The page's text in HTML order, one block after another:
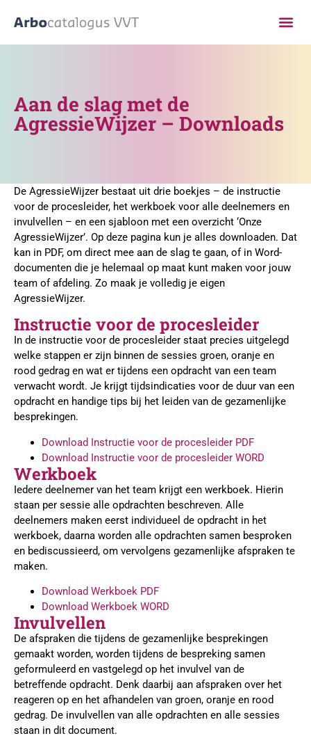
Aan de slag met de
AgressieWijzer – Downloads
De AgressieWijzer bestaat uit drie boekjes – de instructie
voor de procesleider, het werkboek voor alle deelnemers en
invulvellen – en een sjabloon met een overzicht ‘Onze
AgressieWijzer’. Op deze pagina kun je alles downloaden. Dat
kan in PDF, om direct mee aan de slag te gaan, of in Word-
documenten die je helemaal op maat kunt maken voor jouw
team of afdeling. Zo maak je volledig je eigen
AgressieWijzer.
Instructie voor de procesleider
In de instructie voor de procesleider staat precies uitgelegd
welke stappen er zijn binnen de sessies groen, oranje en
rood gedrag en wat er tijdens een opdracht van een team
verwacht wordt. Je krijgt tijdsindicaties voor de duur van een
opdracht en handige tips bij het leiden van de gezamenlijke
besprekingen.
Download Instructie voor de procesleider PDF
Download Instructie voor de procesleider WORD
Werkboek
Iedere deelnemer van het team krijgt een werkboek. Hierin
staan per sessie alle opdrachten beschreven. Alle
deelnemers maken eerst individueel de opdracht in het
werkboek, daarna worden alle opdrachten samen besproken
en bediscussieerd, om vervolgens gezamenlijke afspraken te
maken.
Download Werkboek PDF
Download Werkboek WORD
Invulvellen
De afspraken die tijdens de gezamenlijke besprekingen
gemaakt worden, worden tijdens de bespreking samen
geformuleerd en vastgelegd op het invulvel van de
betreffende opdracht. Denk daarbij aan afspraken over het
reageren op en het afhandelen van groen, oranje en rood
gedrag. De invulvellen van alle opdrachten en alle sessies
staan in dit document.